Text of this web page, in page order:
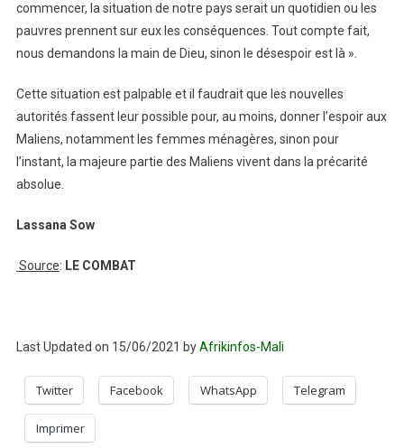
commencer, la situation de notre pays serait un quotidien ou les
pauvres prennent sur eux les conséquences. Tout compte fait,
nous demandons la main de Dieu, sinon le désespoir est là ».
Cette situation est palpable et il faudrait que les nouvelles
autorités fassent leur possible pour, au moins, donner l’espoir aux
Maliens, notamment les femmes ménagères, sinon pour
l’instant, la majeure partie des Maliens vivent dans la précarité
absolue.
Lassana Sow
Source: LE COMBAT
Last Updated on 15/06/2021 byAfrikinfos-Mali
Twitter Facebook WhatsApp Telegram
Imprimer